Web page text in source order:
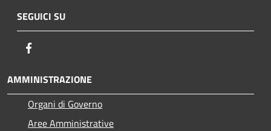
SEGUICI SU
AMMINISTRAZIONE
Organi di Governo
Aree Amministrative